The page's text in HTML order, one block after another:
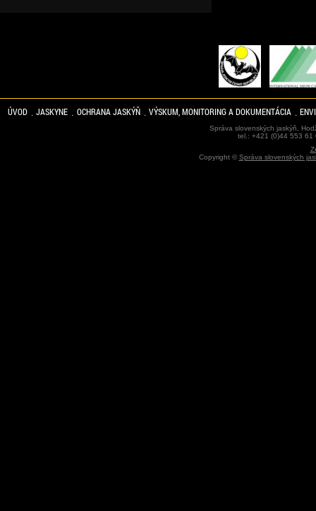
ÚVOD JASKYNE OCHRANA JASKÝŇ VÝSKUM, MONITORING A DOKUMENTÁCIA
Správa slovenských jaskýň,
tel.: +421 (0)44 553
Copyright ©Správa slovenských